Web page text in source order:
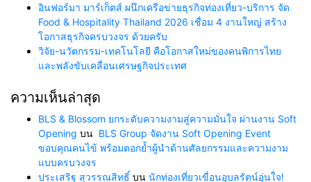
อินฟอร์มา มาร์เก็ตส์ ผนึกเครือข่ายธุรกิจท่องเที่ยว-บริการ จัด
Food & Hospitality Thailand 2026 เชื่อม 4 งานใหญ่ สร้าง
โอกาสธุรกิจครบวงจร ด้วยครับ
วิจัย-นวัตกรรม-เทคโนโลยี คือโอกาสใหม่ของคนพิการไทย
และพลังขับเคลื่อนเศรษฐกิจประเทศ
ความเห็นล่าสุด
BLS & Blossom ยกระดับความงามสู่ความมั่นใจ ผ่านงาน Soft
Opening บน BLS Group จัดงาน Soft Opening Event
ขอบคุณคนไข้ พร้อมตอกย้ำผู้นำด้านศัลยกรรมและความงาม
แบบครบวงจร
ประเสริฐ สุวรรณสิทธิ์ บน นักท่องเที่ยวเขื่อนอุบลรัตน์อุ่นใจ!